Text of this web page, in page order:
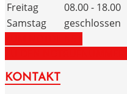
Freitag
08.00 - 18.00
Samstag
geschlossen
KONTAKT